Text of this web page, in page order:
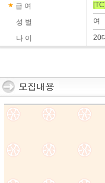
급 여
성 별
나 이
여
20